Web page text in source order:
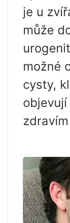
je u
může
možné
cysty,